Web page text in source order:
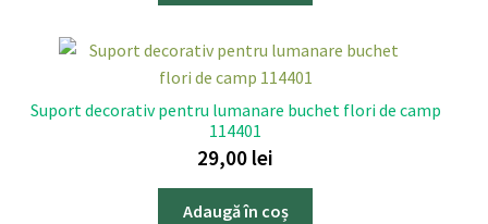
Suport decorativ pentru lumanare buchet flori de camp
114401
29,00 lei
Adaugă în coș